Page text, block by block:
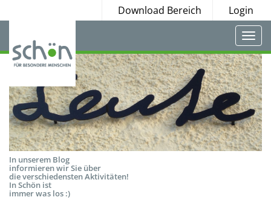
Download Bereich Login
In unserem Blog
informieren wir Sie über
die verschiedensten Aktivitäten!
In Schön ist
immer was los :)